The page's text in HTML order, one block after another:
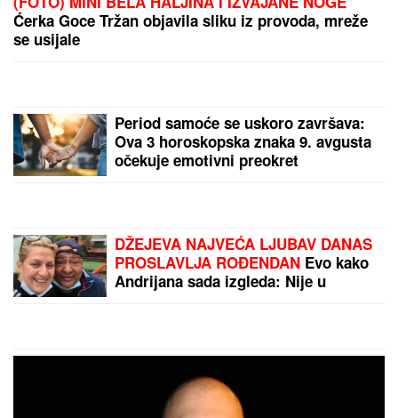
STRAVIČNA NESREĆA KOD JASENOVIKA!
da ga napusti, on danas radi kao
moler: "Nikad ga se nisam odrekla"